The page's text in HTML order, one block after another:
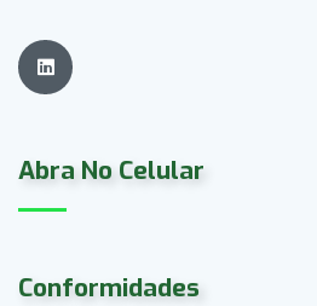
Abra No Celular
Conformidades